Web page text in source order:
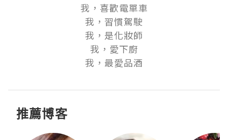
我，喜歡電單車
我，習慣駕駛
我，是化妝師
我，愛下廚
我，最愛品酒
推薦博客